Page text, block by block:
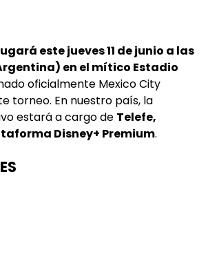
este jueves 11 de junio a las
en el mítico Estadio
oficialmente Mexico City
torneo. En nuestro país, la
estará a cargo de Telefe,
Disney+ Premium.